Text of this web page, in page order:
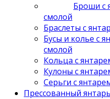
Броши с
смолой
Браслеты с
Бусы и колье с
смолой
Кольца с
Кулоны с
Серьги с
Прессованный янтарь